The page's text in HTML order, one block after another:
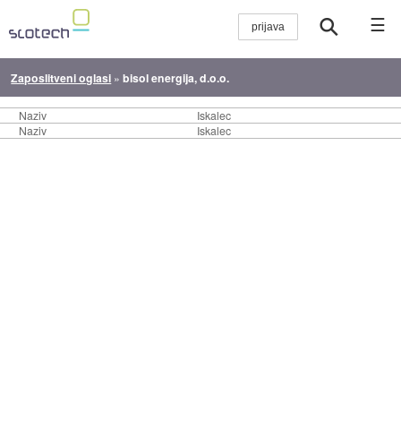
☰
Zaposlitveni oglasi »bisol energija, d.o.o.
Naziv
Iskalec
Naziv
Iskalec